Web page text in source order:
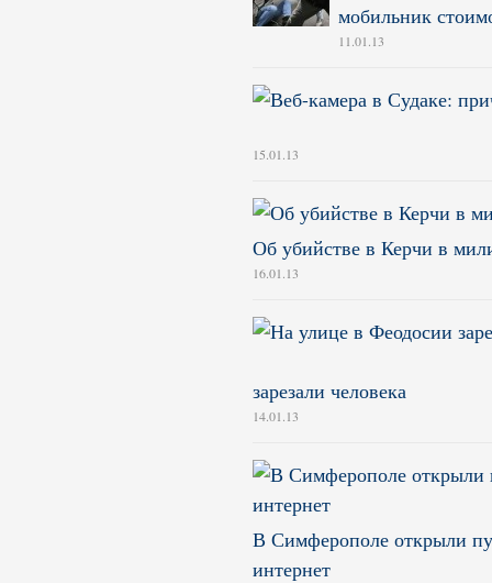
мобильник
11.01.13
15.01.13
Об убийстве в Керчи в
16.01.13
зарезали человека
14.01.13
В Симферополе открыли
интернет